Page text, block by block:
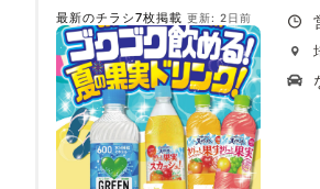
最新のチラシ7枚掲載 更新: 2日前